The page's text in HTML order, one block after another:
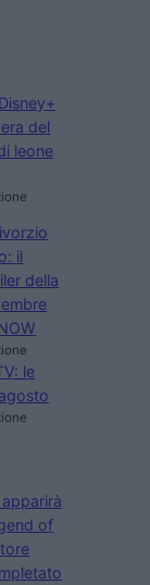
del
leone
il
della
le
of